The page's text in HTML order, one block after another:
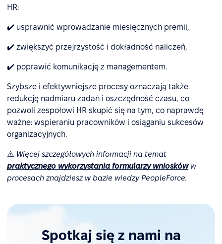
HR:
✔️ usprawnić wprowadzanie miesięcznych premii,
✔️ zwiększyć przejrzystość i dokładność naliczeń,
✔️ poprawić komunikację z managementem.
Szybsze i efektywniejsze procesy oznaczają także
redukcję nadmiaru zadań i oszczędność czasu, co
pozwoli zespołowi HR skupić się na tym, co naprawdę
ważne: wspieraniu pracowników i osiąganiu sukcesów
organizacyjnych.
⚠️ Więcej szczegółowych informacji na temat
praktycznego wykorzystania formularzy wnioskóww
procesach znajdziesz w bazie wiedzy PeopleForce.
Spotkaj się z nami na